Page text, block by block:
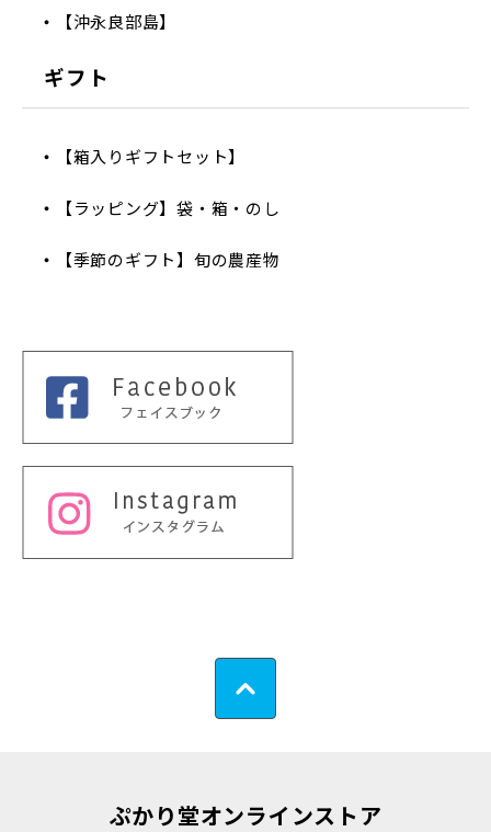
【沖永良部島】
ギフト
【箱入りギフトセット】
【ラッピング】袋・箱・のし
【季節のギフト】旬の農産物
ぷかり堂オンラインストア